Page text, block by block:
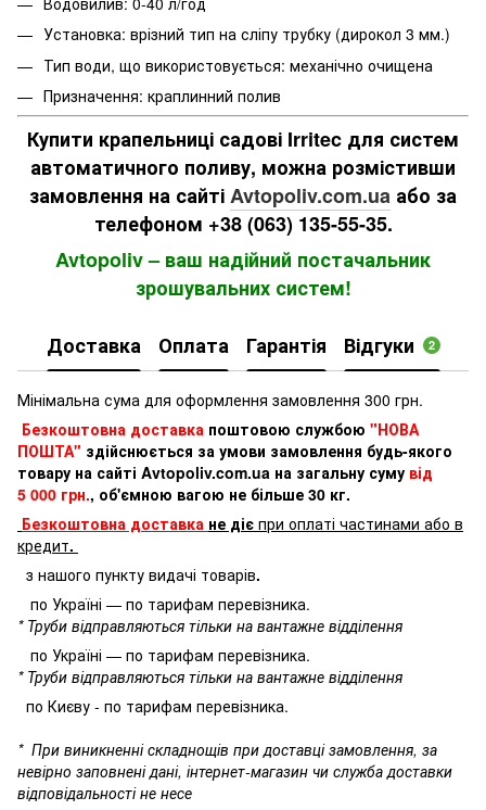
Установка: врізний тип на сліпу трубку (дирокол 3 мм.)
Тип води, що використовується: механічно очищена
Призначення: краплинний полив
Купити крапельниці садові Irritec для систем
автоматичного поливу, можна розмістивши
замовлення на сайтіAvtopoliv.com.ua або за
телефоном +38 (063) 135-55-35.
Avtopoliv – ваш надійний постачальник
зрошувальних систем!
Доставка Оплата Гарантія Відгуки 2
Мінімальна сума для оформлення замовлення 300 грн.
Безкоштовна доставка поштовою службою "НОВА
ПОШТА" здійснюється за умови замовлення будь-якого
товару на сайті Avtopoliv.com.ua на загальну суму від
5 000 грн., об'ємною вагою не більше 30 кг.
Безкоштовна доставка не діє при оплаті частинами або в
кредит.
з нашого пункту видачі товарів.
по Україні — по тарифам перевізника.
* Труби відправляються тільки на вантажне відділення
по Україні — по тарифам перевізника.
* Труби відправляються тільки на вантажне відділення
по Києву - по тарифам перевізника.
*При виникненні складнощів при доставці замовлення, за
невірно заповнені дані, інтернет-магазин чи служба доставки
відповідальності не несе